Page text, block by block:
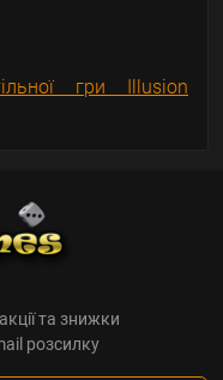
гри Illusion
та знижки
розсилку